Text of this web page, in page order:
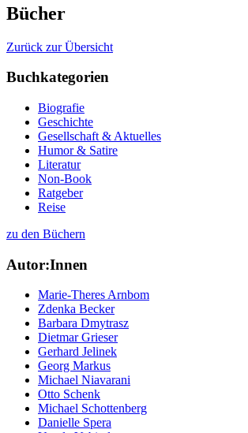
Bücher
Zurück zur Übersicht
Buchkategorien
Biografie
Geschichte
Gesellschaft & Aktuelles
Humor & Satire
Literatur
Non-Book
Ratgeber
Reise
zu den Büchern
Autor:Innen
Marie-Theres Arnbom
Zdenka Becker
Barbara Dmytrasz
Dietmar Grieser
Gerhard Jelinek
Georg Markus
Michael Niavarani
Otto Schenk
Michael Schottenberg
Danielle Spera